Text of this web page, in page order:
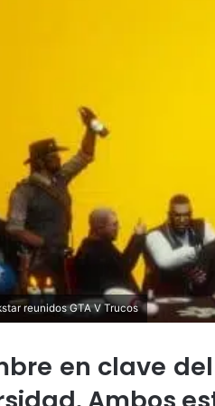
reunidos GTA V Trucos
en clave